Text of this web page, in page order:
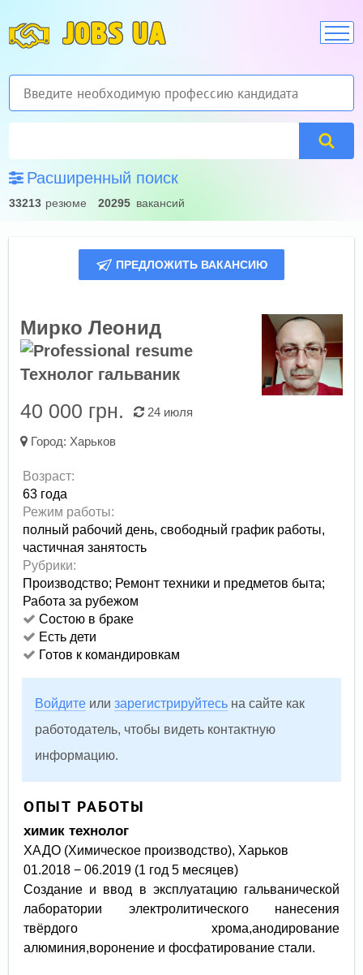
JOBS UA
Расширенный поиск
33213 резюме 20295 вакансий
ПРЕДЛОЖИТЬ ВАКАНСИЮ
Мирко Леонид
Технолог гальваник
40 000 грн. 24 июля
Город: Харьков
Возраст:
63 года
Режим работы:
полный рабочий день, свободный график работы,
частичная занятость
Рубрики:
Производство; Ремонт техники и предметов быта;
Работа за рубежом
Состою в браке
Есть дети
Готов к командировкам
Войдите илизарегистрируйтесь на сайте как
работодатель, чтобы видеть контактную
информацию.
ОПЫТ РАБОТЫ
химик технолог
ХАДО (Химическое производство), Харьков
01.2018 − 06.2019 (1 год 5 месяцев)
Создание и ввод в эксплуатацию гальванической
лаборатории электролитического нанесения
твёрдого хрома,анодирование
алюминия,воронение и фосфатирование стали.